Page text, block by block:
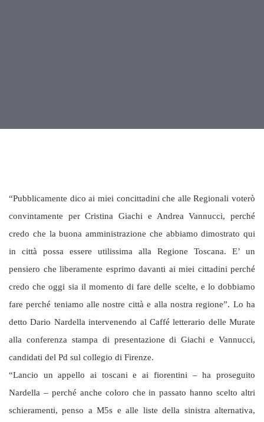
“Pubblicamente dico ai miei concittadini che alle Regionali voterò
convintamente per Cristina Giachi e Andrea Vannucci, perché
credo che la buona amministrazione che abbiamo dimostrato qui
in città possa essere utilissima alla Regione Toscana. E’ un
pensiero che liberamente esprimo davanti ai miei cittadini perché
credo che oggi sia il momento di fare delle scelte, e lo dobbiamo
fare perché teniamo alle nostre città e alla nostra regione”. Lo ha
detto Dario Nardella intervenendo al Caffé letterario delle Murate
alla conferenza stampa di presentazione di Giachi e Vannucci,
candidati del Pd sul collegio di Firenze.
“Lancio un appello ai toscani e ai fiorentini – ha proseguito
Nardella – perché anche coloro che in passato hanno scelto altri
schieramenti, penso a M5s e alle liste della sinistra alternativa,